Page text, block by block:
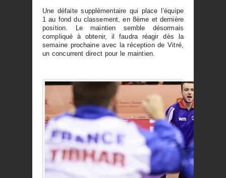
Une défaite supplémentaire qui place l’équipe
1 au fond du classement, en 8ème et dernière
position. Le maintien semble désormais
compliqué à obtenir, il faudra réagir dès la
semaine prochaine avec la réception de Vitré,
un concurrent direct pour le maintien.